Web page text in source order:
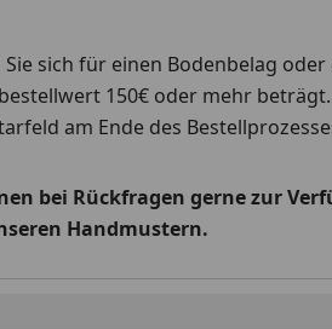
sich für einen Bodenbelag
150€ oder mehr
am Ende des
bei Rückfragen gerne zur
Handmustern.